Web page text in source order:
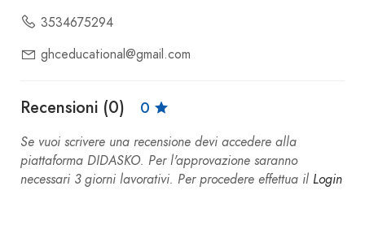
3534675294
ghceducational@gmail.com
Recensioni (0) 0
Se vuoi scrivere una recensione devi accedere alla
piattaforma DIDASKO. Per l'approvazione saranno
necessari 3 giorni lavorativi. Per procedere effettua il Login